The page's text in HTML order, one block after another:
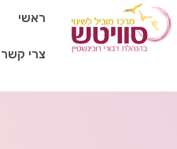
ראשי
צרי קשר